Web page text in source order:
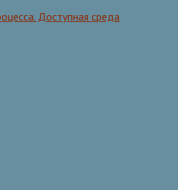
Доступная среда